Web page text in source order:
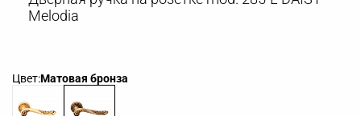
Melodia
Цвет:Матовая бронза